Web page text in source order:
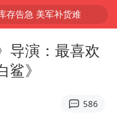
存告急 美军补货难
香港殿堂级填词人黎彼得因病离世 终年76岁
方支持因凡蒂诺
认与胡塞武装举行会谈
导演：最喜欢
》
586